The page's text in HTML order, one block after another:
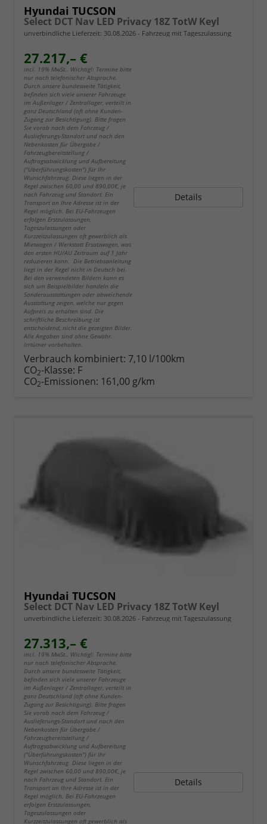
Hyundai TUCSON
Select DCT Nav LED Privacy 18Z TotW Keyl
unverbindliche Lieferzeit: 30.08.2026 Fahrzeug mit Tageszulassung
27.217,– €
incl. 19% MwSt.. Wichtig!: Termine bitte
nur nach telefonischer Absprache.
Durch unsere bundesweite Tätigkeit,
befinden sich viele unserer Fahrzeuge
im Außenlager / Zentrallager, verteilt in
ganz Deutschland (oft ohne Kunden-
Zugang zur Besichtigung). Bitte fragen
Sie vorab nach dem Fahrzeug /
Auslieferungs-Standort und nach den
Nebenkosten für Übergabe /
Fahrzeugbereitstellung /
Auftragsabwicklung und Aufbereitung
("Überführungskosten") für Ihr
Wunschfahrzeug. Diese liegen in der
Regel zwischen 60,00 und 890,00€, je
nach Fahrzeug und Standort. Ein
Transport an Ihre Adresse ist in der
Regel möglich. Bei EU-Fahrzeugen
erfolgen Erstzulassungen,
Tageszulassungen oder
Kurzzeitzulassungen oft gewerblich als
Mietwagen / Werkstatt Ersatzwagen, was
den ersten HU/AU Zeitraum auf 1 Jahr
reduzieren kann. Die Betriebsanleitung
liegt in der Regel nicht in Deutsch bei.
Bei den verwendeten Bildern kann es
sich um Beispielbilder handeln die
Sonderausstattungen oder abweichende
Ausstattung zeigen, welche nur gegen
Aufpreis zu erhalten sind. Die
schriftliche Beschreibung ist
entscheidend, nicht die gezeigten Bilder.
Alle Angaben sind ohne Gewähr.
Irrtümer vorbehalten.
Details
Verbrauch kombiniert: 7,10 l/100km
CO2-Klasse: F
CO2-Emissionen: 161,00 g/km
Hyundai TUCSON
Select DCT Nav LED Privacy 18Z TotW Keyl
unverbindliche Lieferzeit: 30.08.2026 Fahrzeug mit Tageszulassung
27.313,– €
incl. 19% MwSt.. Wichtig!: Termine bitte
nur nach telefonischer Absprache.
Durch unsere bundesweite Tätigkeit,
befinden sich viele unserer Fahrzeuge
im Außenlager / Zentrallager, verteilt in
ganz Deutschland (oft ohne Kunden-
Zugang zur Besichtigung). Bitte fragen
Sie vorab nach dem Fahrzeug /
Auslieferungs-Standort und nach den
Nebenkosten für Übergabe /
Fahrzeugbereitstellung /
Auftragsabwicklung und Aufbereitung
("Überführungskosten") für Ihr
Wunschfahrzeug. Diese liegen in der
Regel zwischen 60,00 und 890,00€, je
nach Fahrzeug und Standort. Ein
Transport an Ihre Adresse ist in der
Regel möglich. Bei EU-Fahrzeugen
erfolgen Erstzulassungen,
Tageszulassungen oder
Kurzzeitzulassungen oft gewerblich als
Details